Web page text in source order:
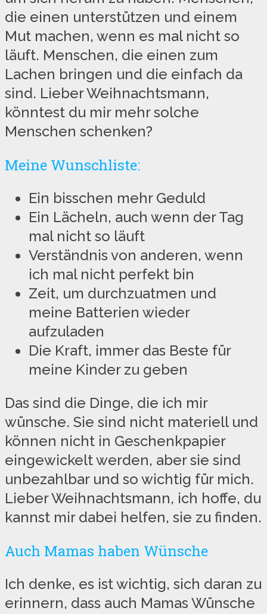
die einen unterstützen und einem
Mut machen, wenn es mal nicht so
läuft. Menschen, die einen zum
Lachen bringen und die einfach da
sind. Lieber Weihnachtsmann,
könntest du mir mehr solche
Menschen schenken?
Meine Wunschliste:
Ein bisschen mehr Geduld
Ein Lächeln, auch wenn der Tag
mal nicht so läuft
Verständnis von anderen, wenn
ich mal nicht perfekt bin
Zeit, um durchzuatmen und
meine Batterien wieder
aufzuladen
Die Kraft, immer das Beste für
meine Kinder zu geben
Das sind die Dinge, die ich mir
wünsche. Sie sind nicht materiell und
können nicht in Geschenkpapier
eingewickelt werden, aber sie sind
unbezahlbar und so wichtig für mich.
Lieber Weihnachtsmann, ich hoffe, du
kannst mir dabei helfen, sie zu finden.
Auch Mamas haben Wünsche
Ich denke, es ist wichtig, sich daran zu
erinnern, dass auch Mamas Wünsche